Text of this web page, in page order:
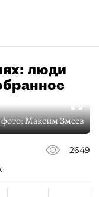
люди
фото:Максим Змеев
2649